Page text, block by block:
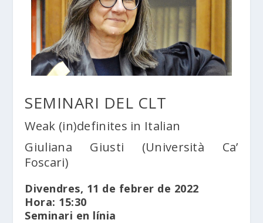
SEMINARI DEL CLT
Weak (in)definites in Italian
Giuliana Giusti (Università Ca’
Foscari)
Divendres, 11 de febrer de 2022
Hora: 15:30
Seminari en línia